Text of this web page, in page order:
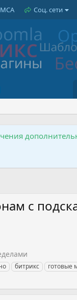
Соц. сети
с
битрикс готовые